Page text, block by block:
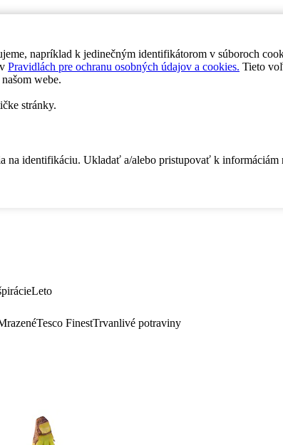
napríklad k jedinečným identifikátorom v súboroch
Pravidlách pre ochranu osobných údajov a cookies. Tieto
webe.
stránky.
identifikáciu. Ukladať a/alebo pristupovať k informáciám
Leto
Tesco FinestTrvanlivé potraviny